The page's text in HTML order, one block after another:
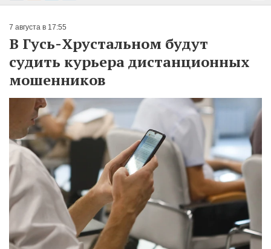
7 августа в 17:55
В Гусь-Хрустальном будут
судить курьера дистанционных
мошенников